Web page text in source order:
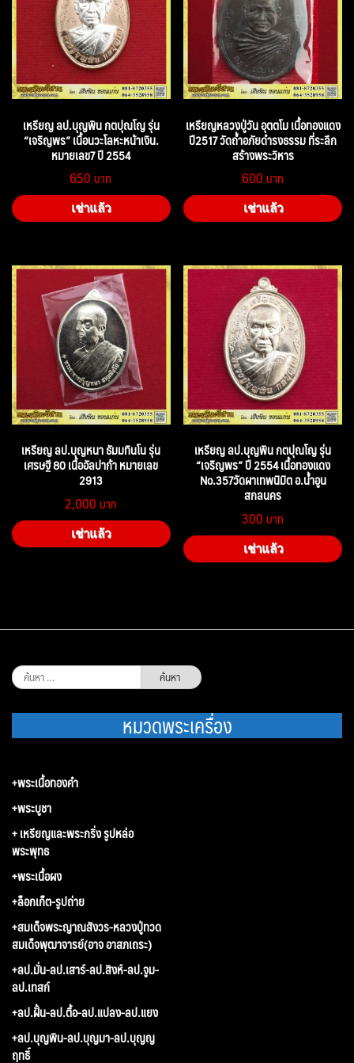
เหรียญ ลป.บุญพิน กตปุณโญ รุ่น
“เจริญพร” เนื้อนวะโลหะหน้าเงิน.
หมายเลข7 ปี 2554
650
เช่าแล้ว
เหรียญหลวงปู่วัน อุตตโม เนื้อทองแดง
ปี2517 วัดถ้ำอภัยดำรงธรรม ที่ระลึก
สร้างพระวิหาร
600
เช่าแล้ว
เหรียญ ลป.บุญหนา ธัมมทินโน รุ่น
เศรษฐี 80 เนื้ออัลปาก้า หมายเลข
2913
2,000
เช่าแล้ว
เหรียญ ลป.บุญพิน กตปุณโญ รุ่น
“เจริญพร” ปี 2554 เนื้อทองแดง
No.357วัดผาเทพนิมิต อ.น้ำอูน
สกลนคร
300
เช่าแล้ว
ค้นหา
สำหรับ:
หมวดพระเครื่อง
+พระเนื้อทองคำ
+พระบูชา
+ เหรียญและพระกริ่ง รูปหล่อ
พระพุทธ
+พระเนื้อผง
+ล็อกเก็ต-รูปถ่าย
+สมเด็จพระญาณสังวร-หลวงปู่ทวด
สมเด็จพุฒาจารย์(อาจ อาสภเถระ)
+ลป.มั่น-ลป.เสาร์-ลป.สิงห์-ลป.จูม-
ลป.เทสก์
+ลป.ฝั้น-ลป.ตื้อ-ลป.แปลง-ลป.แยง
+ลป.บุญพิน-ลป.บุญมา-ลป.บุญญ
ฤทธิ์